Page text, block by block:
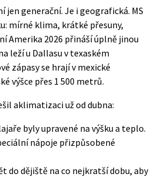
jen generační. Je i geografická. MS
mírné klima, krátké přesuny,
Amerika 2026 přináší úplně jinou
leží u Dallasu v texaském
zápasy se hrají v mexické
výšce přes 1 500 metrů.
aklimatizaci už od dubna:
byly upravené na výšku a teplo.
nápoje přizpůsobené
do dějiště na co nejkratší dobu, aby